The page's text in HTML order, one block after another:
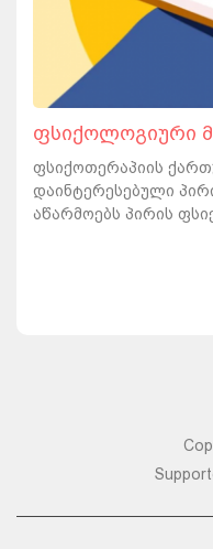
ფსიქოლოგიური
ფსიქოთერაპიის
დაინტერესებული
აწარმოებს პირის